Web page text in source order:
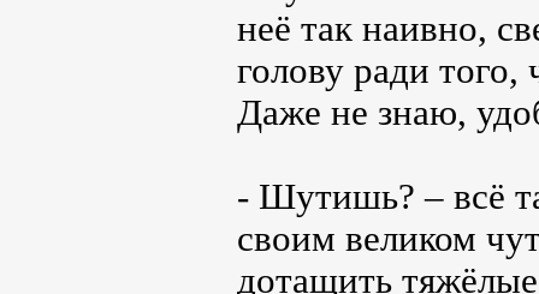
неё так наивно,
голову ради
Даже не знаю,
- Шутишь? – всё
своим великом
дотащить